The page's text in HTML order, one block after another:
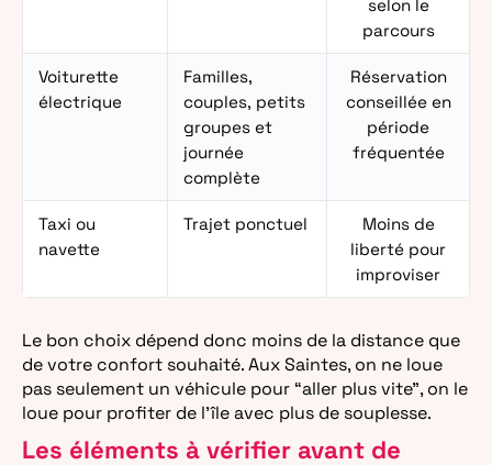
selon le
parcours
Voiturette
électrique
Familles,
couples, petits
groupes et
journée
complète
Réservation
conseillée en
période
fréquentée
Taxi ou
navette
Trajet ponctuel
Moins de
liberté pour
improviser
Le bon choix dépend donc moins de la distance que
de votre confort souhaité. Aux Saintes, on ne loue
pas seulement un véhicule pour “aller plus vite”, on le
loue pour profiter de l’île avec plus de souplesse.
Les éléments à vérifier avant de